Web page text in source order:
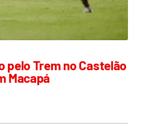
pelo Trem no Castelão
Macapá